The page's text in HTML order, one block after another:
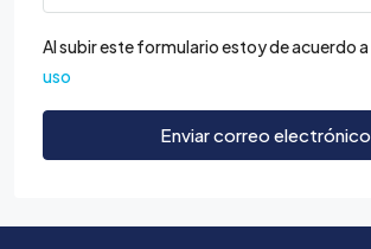
Al subir este formulario estoy de acuerdo a
uso
Enviar correo electrónico